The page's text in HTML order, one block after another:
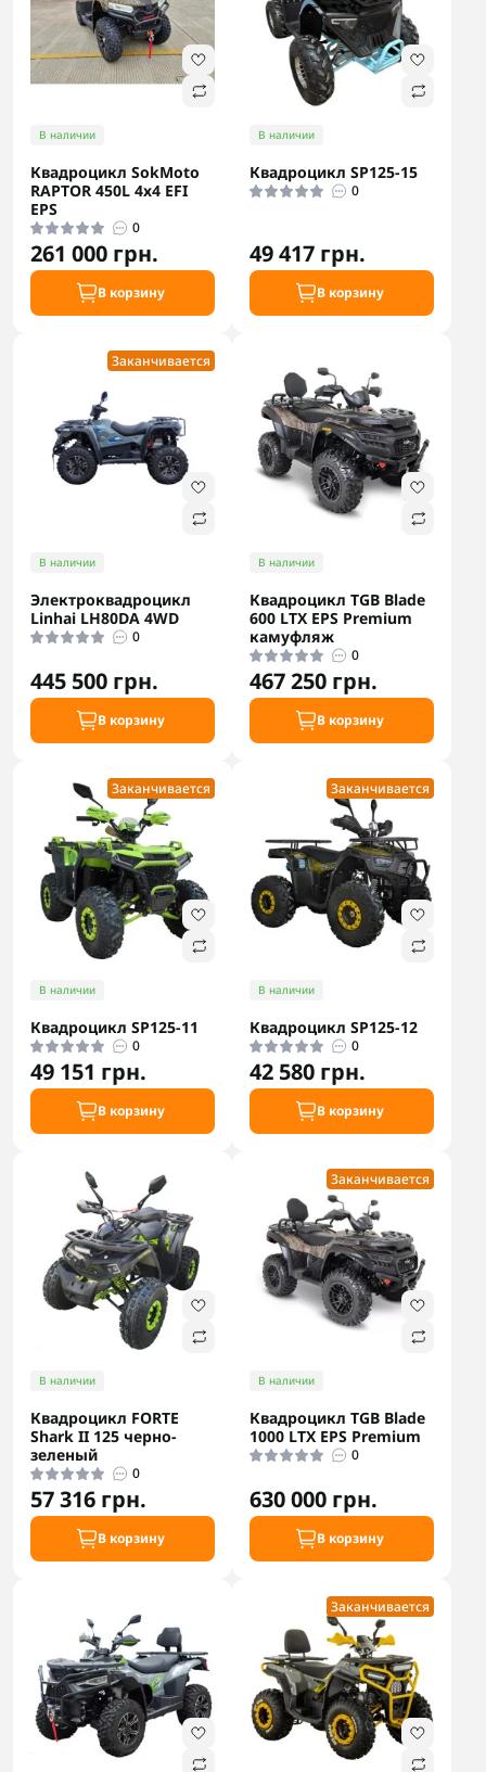
В наличии
Квадроцикл SokMoto
RAPTOR 450L 4х4 EFI
EPS
0
261 000 грн.
В корзину
В наличии
Квадроцикл SP125-15
0
49 417 грн.
В корзину
Заканчивается
В наличии
Электроквадроцикл
Linhai LH80DA 4WD
0
445 500 грн.
В корзину
В наличии
Квадроцикл TGB Blade
600 LTX EPS Premium
камуфляж
0
467 250 грн.
В корзину
Заканчивается
В наличии
Квадроцикл SP125-11
0
49 151 грн.
В корзину
Заканчивается
В наличии
Квадроцикл SP125-12
0
42 580 грн.
В корзину
В наличии
Квадроцикл FORTE
Shark II 125 черно-
зеленый
0
57 316 грн.
В корзину
Заканчивается
В наличии
Квадроцикл TGB Blade
1000 LTX EPS Premium
0
630 000 грн.
В корзину
Заканчивается